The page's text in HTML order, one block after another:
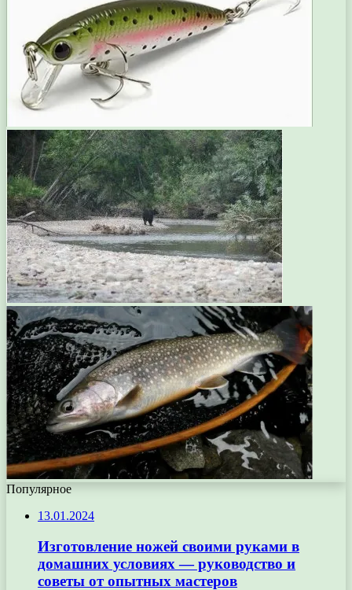
Популярное
13.01.2024
Изготовление ножей своими руками в
домашних условиях — руководство и
советы от опытных мастеров